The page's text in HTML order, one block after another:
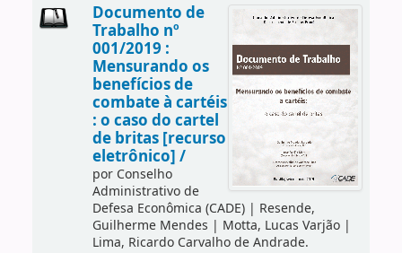
Documento de
Trabalho nº
001/2019 :
Mensurando os
benefícios de
combate à cartéis
: o caso do cartel
de britas [recurso
eletrônico] /
por Conselho
Administrativo de
Defesa Econômica (CADE)| Resende,
Guilherme Mendes | Motta, Lucas Varjão|
Lima, Ricardo Carvalho de Andrade.